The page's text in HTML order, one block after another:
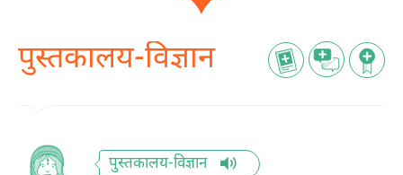
पुस्तकालय-विज्ञान
पुस्तकालय-विज्ञान